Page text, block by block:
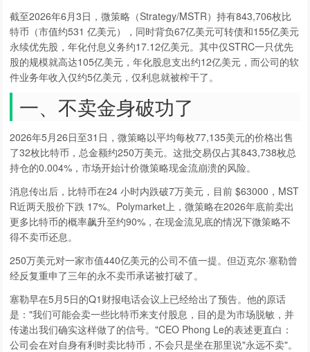
截至2026年6月3日，微策略（Strategy/MSTR）持有843,706枚比
特币（市值约531 亿美元），同时背负67亿美元可转债和155亿美元
永续优先股，年化付息义务约17.12亿美元。其中仅STRC一只优先
股的规模就高达105亿美元，年化股息支出约12亿美元，而公司的软
件业务年收入仅约5亿美元，仅利息就被榨干了。
一、不卖金身破功了
2026年5月26日至31日，微策略以平均每枚77,135美元的价格出售
了32枚比特币，总金额约250万美元。这批交易仅占其843,738枚总
持仓的0.004%，市场开始计价微策略现金流崩溃的风险。
消息传出后，比特币在24 小时内跌破7万美元，目前 $63000，MST
R近两天股价下跌 17%。Polymarket上，微策略在2026年底前卖出
更多比特币的概率飙升至约90%，在现金流见底的情况下微策略不
得不卖币还息。
250万美元对一家市值440亿美元的公司不值一提。但迈克尔·塞勒曾
经反复重申了三年的永不卖币承诺被打破了。
塞勒早在5月5日的Q1财报电话会议上已经给出了预告。他的原话
是："我们可能会卖一些比特币来支付股息，目的是为市场脱敏，并
传递出我们确实这样做了的信号。"CEO Phong Le的表述更直白：
公司会在对自身有利时卖比特币，不会只是坐在那里说"永远不卖"。